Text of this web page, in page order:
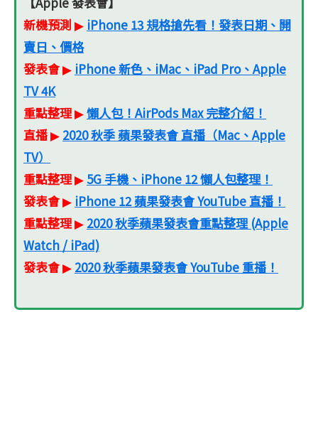
新機預測 ▶ iPhone 13 規格搶先看！發表日期、開
賣日、價格
發表會▶ iPhone 新色、iMac、iPad Pro、Apple
TV 4K
重點整理▶懶人包！AirPods Max 完整介紹！
直播▶ 2020 秋季 蘋果發表會 直播（Mac、Apple
TV）
重點整理▶ 5G 手機、iPhone 12 懶人包整理！
發表會▶ iPhone 12 蘋果發表會 YouTube 直播！
重點整理▶ 2020 秋季蘋果發表會重點整理 (Apple
Watch / iPad)
發表會▶ 2020 秋季蘋果發表會 YouTube 重播！